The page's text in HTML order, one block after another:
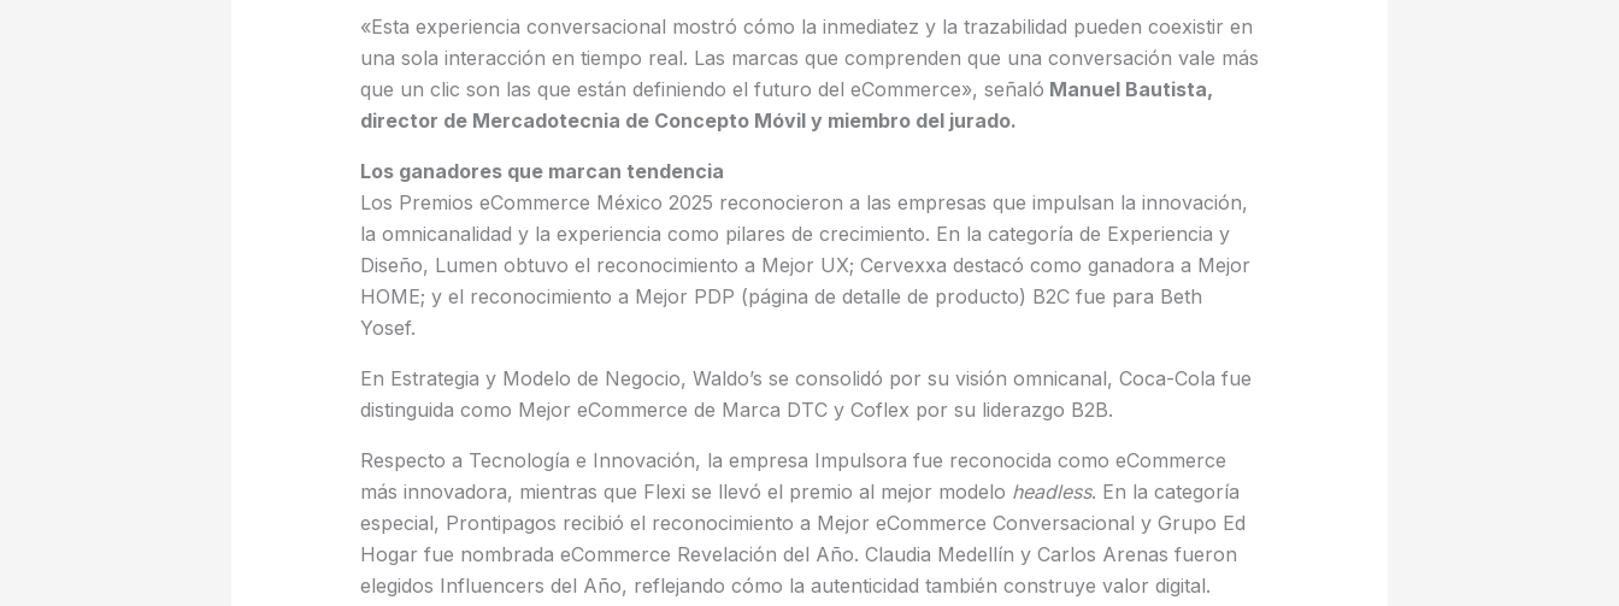
«Esta experiencia conversacional mostró cómo la inmediatez y la trazabilidad pueden coexistir en
una sola interacción en tiempo real. Las marcas que comprenden que una conversación vale más
que un clic son las que están definiendo el futuro del eCommerce», señaló Manuel Bautista,
director de Mercadotecnia de Concepto Móvil y miembro del jurado.
Los ganadores que marcan tendencia
Los Premios eCommerce México 2025 reconocieron a las empresas que impulsan la innovación,
la omnicanalidad y la experiencia como pilares de crecimiento. En la categoría de Experiencia y
Diseño, Lumen obtuvo el reconocimiento a Mejor UX; Cervexxa destacó como ganadora a Mejor
HOME; y el reconocimiento a Mejor PDP (página de detalle de producto) B2C fue para Beth
Yosef.
En Estrategia y Modelo de Negocio, Waldo’s se consolidó por su visión omnicanal, Coca-Cola fue
distinguida como Mejor eCommerce de Marca DTC y Coflex por su liderazgo B2B.
Respecto a Tecnología e Innovación, la empresa Impulsora fue reconocida como eCommerce
más innovadora, mientras que Flexi se llevó el premio al mejor modelo headless. En la categoría
especial, Prontipagos recibió el reconocimiento a Mejor eCommerce Conversacional y Grupo Ed
Hogar fue nombrada eCommerce Revelación del Año. Claudia Medellín y Carlos Arenas fueron
elegidos Influencers del Año, reflejando cómo la autenticidad también construye valor digital.